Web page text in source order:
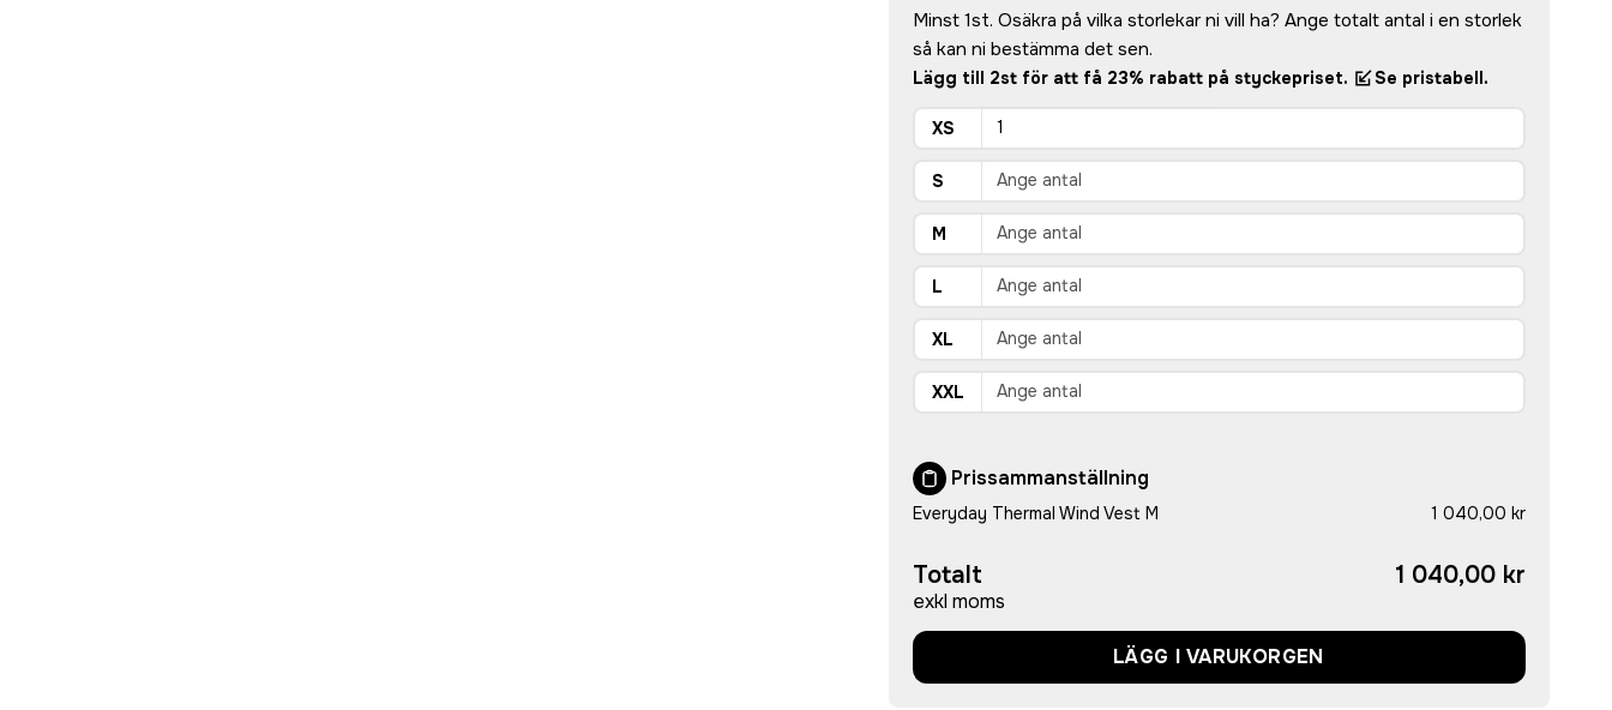
Minst 1st. Osäkra på vilka storlekar ni vill ha? Ange totalt antal i en storlek
så kan ni bestämma det sen.
Lägg till 2st för att få 23% rabatt på styckepriset. Se pristabell.
XS
S
M
L
XL
XXL
Prissammanställning
Everyday Thermal Wind Vest M 1 040,00 kr
Totalt
exkl moms
1 040,00 kr
LÄGG I VARUKORGEN